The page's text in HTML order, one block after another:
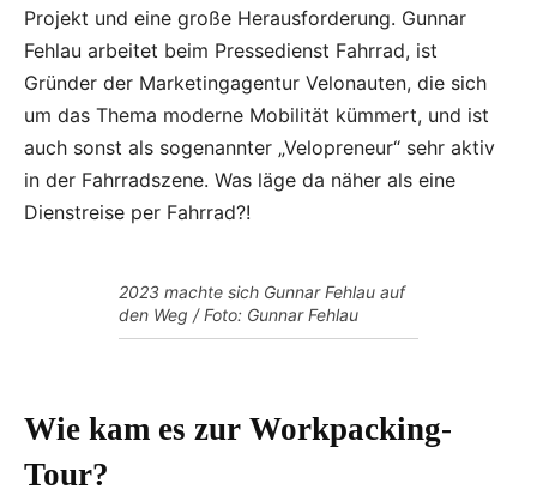
Projekt und eine große Herausforderung. Gunnar
Fehlau arbeitet beim Pressedienst Fahrrad, ist
Gründer der Marketingagentur Velonauten, die sich
um das Thema moderne Mobilität kümmert, und ist
auch sonst als sogenannter „Velopreneur“ sehr aktiv
in der Fahrradszene. Was läge da näher als eine
Dienstreise per Fahrrad?!
2023 machte sich Gunnar Fehlau auf
den Weg / Foto: Gunnar Fehlau
Wie kam es zur Workpacking-
Tour?